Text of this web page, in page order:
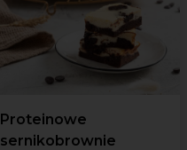
Proteinowe
sernikobrownie